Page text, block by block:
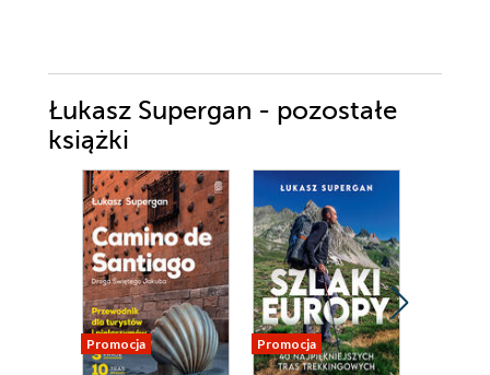
Łukasz Supergan - pozostałe
książki
Promocja Promocja